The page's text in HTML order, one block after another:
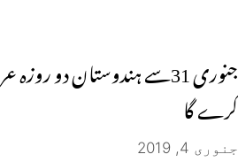
جنوری 31سے ہندوستان دو
کرے گا
جنوری 4, 2019